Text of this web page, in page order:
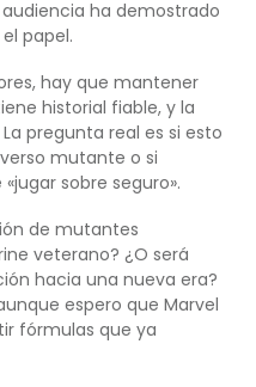
ha demostrado
papel.
hay que mantener
historial fiable, y la
pregunta real es si esto
mutante o si
sobre seguro».
de mutantes
veterano? ¿O será
hacia una nueva era?
espero que Marvel
fórmulas que ya